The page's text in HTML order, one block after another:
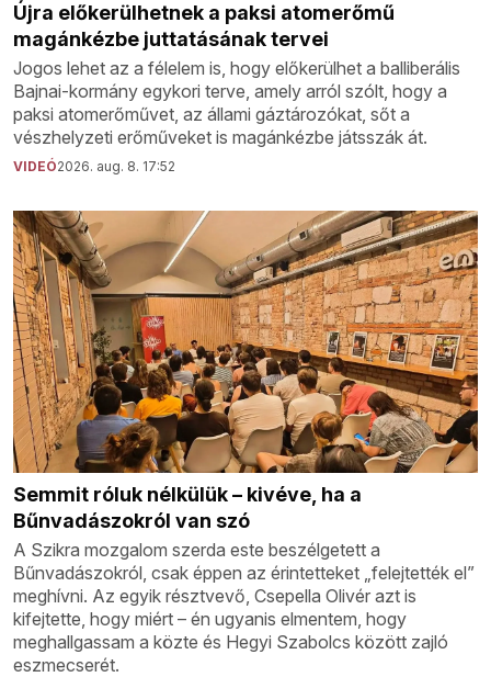
Újra előkerülhetnek a paksi atomerőmű
magánkézbe juttatásának tervei
Jogos lehet az a félelem is, hogy előkerülhet a balliberális
Bajnai-kormány egykori terve, amely arról szólt, hogy a
paksi atomerőművet, az állami gáztározókat, sőt a
vészhelyzeti erőműveket is magánkézbe játsszák át.
VIDEÓ2026. aug. 8. 17:52
Semmit róluk nélkülük – kivéve, ha a
Bűnvadászokról van szó
A Szikra mozgalom szerda este beszélgetett a
Bűnvadászokról, csak éppen az érintetteket „felejtették el”
meghívni. Az egyik résztvevő, Csepella Olivér azt is
kifejtette, hogy miért – én ugyanis elmentem, hogy
meghallgassam a közte és Hegyi Szabolcs között zajló
eszmecserét.